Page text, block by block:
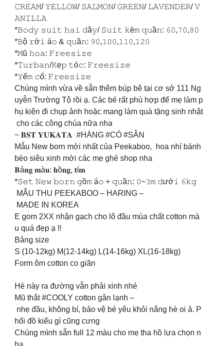
𝙲𝚁𝙴𝙰𝙼/ 𝚈𝙴𝙻𝙻𝙾𝚆/ 𝚂𝙰𝙻𝙼𝙾𝙽/ 𝙶𝚁𝙴𝙴𝙽/ 𝙻𝙰𝚅𝙴𝙽𝙳𝙴𝚁/ 𝚅
𝙰𝙽𝙸𝙻𝙻𝙰
*𝙱𝚘𝚍𝚢 𝚜𝚞𝚒𝚝 𝚑𝚊𝚒 𝚍â𝚢/ 𝚂𝚞𝚒𝚝 𝚔è𝚖 𝚚𝚞ầ𝚗: 𝟼𝟶,𝟽𝟶,𝟾𝟶
*𝙱ộ 𝚛ờ𝚒 á𝚘 & 𝚚𝚞ầ𝚗: 𝟿𝟶,𝟷𝟶𝟶,𝟷𝟷𝟶,𝟷𝟸𝟶
*𝙼ũ 𝚑𝚘𝚊: 𝙵𝚛𝚎𝚎𝚜𝚒𝚣𝚎
*𝚃𝚞𝚛𝚋𝚊𝚗/𝙺ẹ𝚙 𝚝ó𝚌: 𝙵𝚛𝚎𝚎𝚜𝚒𝚣𝚎
*𝚈ế𝚖 𝚌ổ: 𝙵𝚛𝚎𝚎𝚜𝚒𝚣𝚎
Chúng mình vừa về sẵn thêm búp bê tại cơ sở 111 Ng
uyễn Trường Tộ rồi ạ. Các bé rất phù hợp để mẹ làm p
hụ kiện đi chụp ảnh hoặc mang làm quà tặng sinh nhật
cho các công chúa nữa nha
~ 𝐁𝐒𝐓 𝐘𝐔𝐊𝐀𝐓𝐀 #HÀNG #CÓ #SẴN
Mẫu New born mới nhất của Peekaboo, hoa nhí bánh
bèo siêu xinh mời các mẹ ghé shop nha
𝐁ả𝐧𝐠 𝐦à𝐮: 𝐡ồ𝐧𝐠, 𝐭í𝐦
*𝚂𝚎𝚝 𝙽𝚎𝚠 𝚋𝚘𝚛𝚗 𝚐ồ𝚖 á𝚘 + 𝚚𝚞ầ𝚗: 𝟶~𝟹𝚖 𝚍ướ𝚒 𝟼𝚔𝚐
MẪU THU PEEKABOO – HARING –
MADE IN KOREA
E gom 2XX nhận gạch cho lô đầu mùa chất cotton mà
u quá đẹp ạ !!
Bảng size
S (10-12kg) M(12-14kg) L(14-16kg) XL(16-18kg)
Form ôm cotton co giãn
Hè này ra đường vẫn phải xinh nhé
Mũ thắt #COOLY cotton gân lạnh –
nhẹ đầu, không bí, bảo vệ bé yêu khỏi nắng hè oi ả. P
hối đồ kiểu gì cũng cưng
Chúng mình sẵn full 12 màu cho mẹ tha hồ lựa chọn n
ha